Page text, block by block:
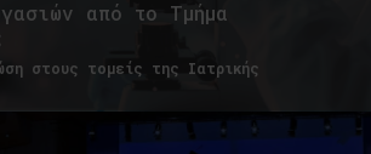
από το Τμήμα
στους τομείς της Ιατρικής